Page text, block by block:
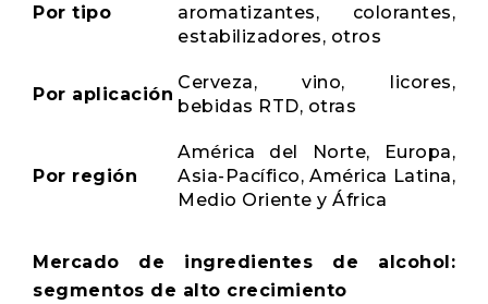
Por tipo
aromatizantes, colorantes,
estabilizadores, otros
Por aplicación
Cerveza, vino, licores,
bebidas RTD, otras
Por región
América del Norte, Europa,
Asia-Pacífico, América Latina,
Medio Oriente y África
Mercado de ingredientes de alcohol:
segmentos de alto crecimiento